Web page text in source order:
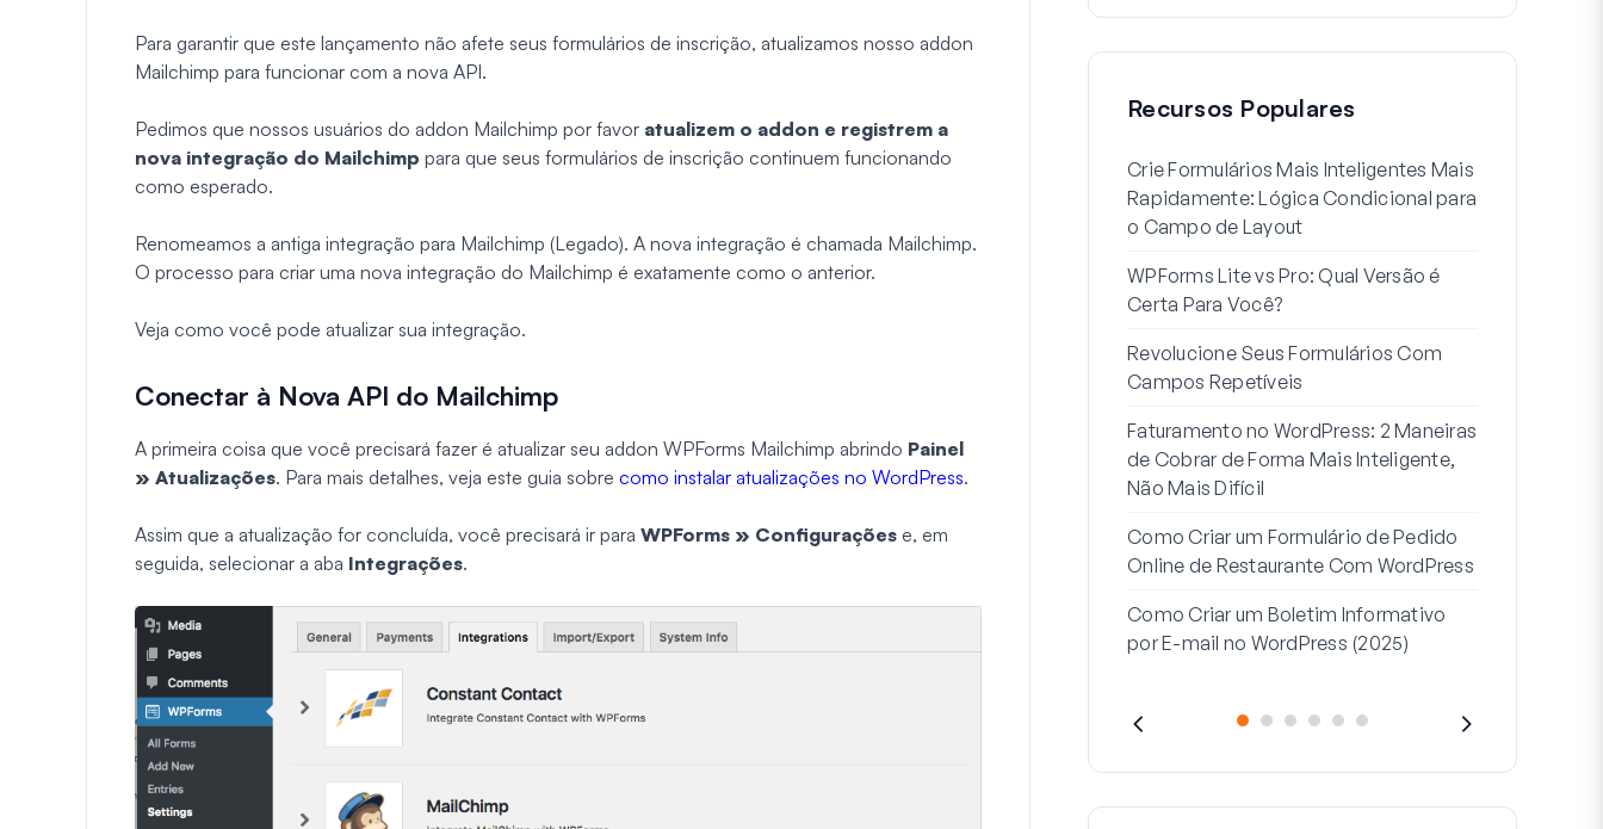
Para garantir que este lançamento não afete seus formulários de inscrição, atualizamos nosso addon
Mailchimp para funcionar com a nova API.
Pedimos que nossos usuários do addon Mailchimp por favor atualizem o addon e registrem a
nova integração do Mailchimp para que seus formulários de inscrição continuem funcionando
como esperado.
Renomeamos a antiga integração para Mailchimp (Legado). A nova integração é chamada Mailchimp.
O processo para criar uma nova integração do Mailchimp é exatamente como o anterior.
Veja como você pode atualizar sua integração.
Conectar à Nova API do Mailchimp
A primeira coisa que você precisará fazer é atualizar seu addon WPForms Mailchimp abrindo Painel
» Atualizações. Para mais detalhes, veja este guia sobre como instalar atualizações no WordPress.
Assim que a atualização for concluída, você precisará ir para WPForms » Configurações e, em
seguida, selecionar a aba Integrações.
Recursos Populares
Crie Formulários Mais Inteligentes Mais
Rapidamente: Lógica Condicional para
o Campo de Layout
WPForms Lite vs Pro: Qual Versão é
Certa Para Você?
Revolucione Seus Formulários Com
Campos Repetíveis
Faturamento no WordPress: 2 Maneiras
de Cobrar de Forma Mais Inteligente,
Não Mais Difícil
Como Criar um Formulário de Pedido
Online de Restaurante Com WordPress
Como Criar um Boletim Informativo
por E-mail no WordPress (2025)